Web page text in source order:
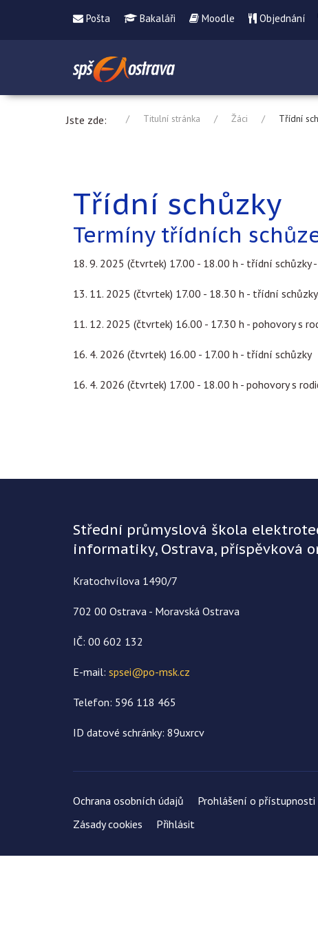
Pošta Bakaláři Moodle Objednání
Jste zde: Titulní stránka Žáci Třídní
Třídní schůzky
Termíny třídních
18. 9. 2025 (čtvrtek) 17.00 - 18.00 h - třídní schůzky
13. 11. 2025 (čtvrtek) 17.00 - 18.30 h - třídní schůzky
11. 12. 2025 (čtvrtek) 16.00 - 17.30 h - pohovory s
16. 4. 2026 (čtvrtek) 16.00 - 17.00 h - třídní schůzky
16. 4. 2026 (čtvrtek) 17.00 - 18.00 h - pohovory s
Střední průmyslová škola
informatiky, Ostrava, příspěvková
Kratochvílova 1490/7
702 00 Ostrava - Moravská Ostrava
IČ: 00 602 132
E-mail: spsei@po-msk.cz
Telefon: 596 118 465
ID datové schránky: 89uxrcv
Ochrana osobních údajů
Prohlášení o přístupnosti
Zásady cookies
Přihlásit